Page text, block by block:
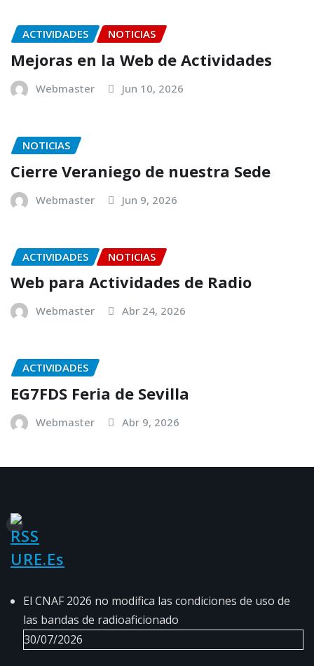
ACTIVIDADES NOTICIAS
Mejoras en la Web de Actividades
Webmaster Jun 10, 2026
NOTICIAS
Cierre Veraniego de nuestra Sede
Webmaster Jun 9, 2026
ACTIVIDADES NOTICIAS
Web para Actividades de Radio
Webmaster Abr 24, 2026
ACTIVIDADES
EG7FDS Feria de Sevilla
Webmaster Abr 9, 2026
URE.es
El CNAF 2026 no modifica las condiciones de uso de
las bandas de radioaficionado
30/07/2026